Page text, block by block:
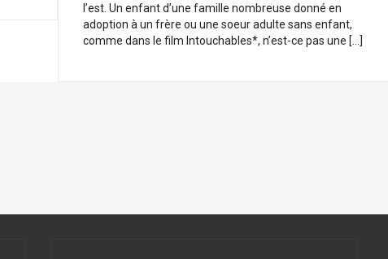
l’est. Un enfant d’une famille nombreuse donné en
adoption à un frère ou une soeur adulte sans enfant,
comme dans le film Intouchables*, n’est-ce pas une […]